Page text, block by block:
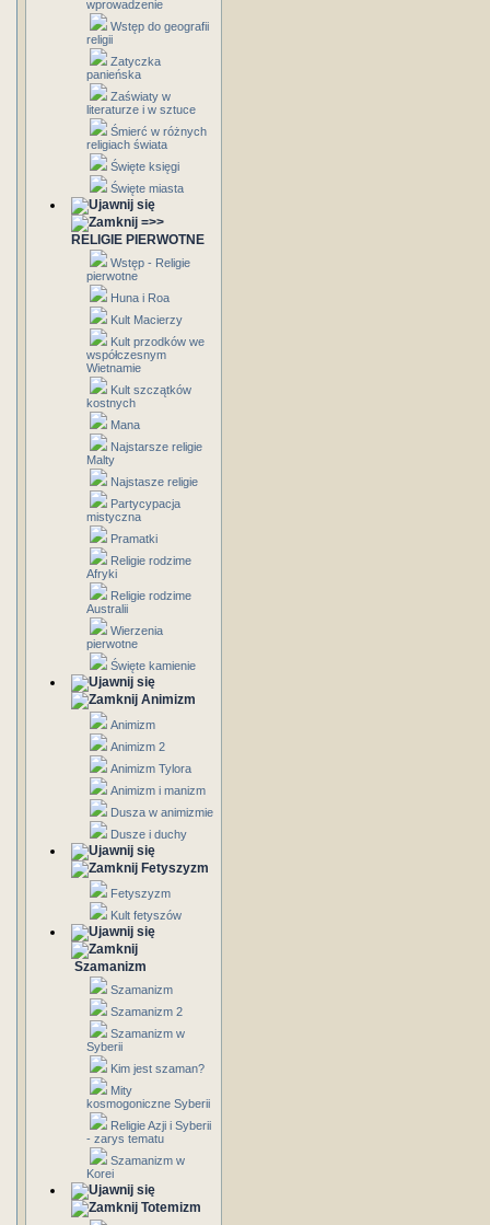
wprowadzenie
Wstęp do geografii
religii
Zatyczka
panieńska
Zaświaty w
literaturze i w sztuce
Śmierć w różnych
religiach świata
Święte księgi
Święte miasta
=>>
RELIGIE PIERWOTNE
Wstęp - Religie
pierwotne
Huna i Roa
Kult Macierzy
Kult przodków we
współczesnym
Wietnamie
Kult szczątków
kostnych
Mana
Najstarsze religie
Malty
Najstasze religie
Partycypacja
mistyczna
Pramatki
Religie rodzime
Afryki
Religie rodzime
Australii
Wierzenia
pierwotne
Święte kamienie
Animizm
Animizm
Animizm 2
Animizm Tylora
Animizm i manizm
Dusza w animizmie
Dusze i duchy
Fetyszyzm
Fetyszyzm
Kult fetyszów
Szamanizm
Szamanizm
Szamanizm 2
Szamanizm w
Syberii
Kim jest szaman?
Mity
kosmogoniczne Syberii
Religie Azji i Syberii
- zarys tematu
Szamanizm w
Korei
Totemizm